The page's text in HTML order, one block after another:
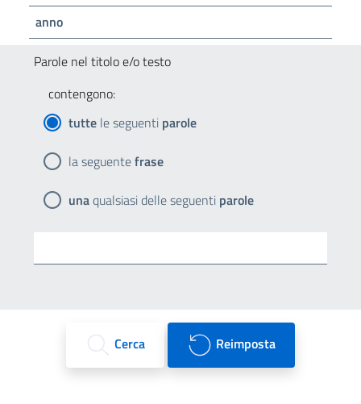
anno
Parole nel titolo e/o testo
contengono:
tutte le seguenti parole
la seguentefrase
unaqualsiasi delle seguenti parole
Cerca Reimposta